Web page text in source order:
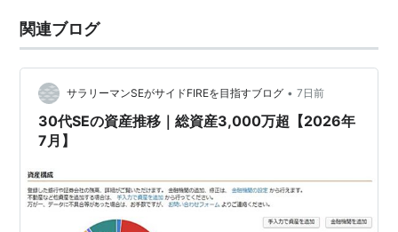
関連ブログ
サラリーマンSEがサイドFIREを目指すブログ • 7日前
30代SEの資産推移｜総資産3,000万超【2026年
7月】